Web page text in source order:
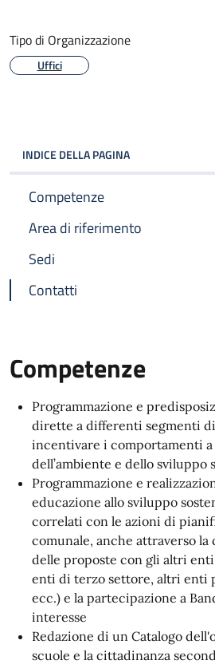
Tipo di Organizzazione
Uffici
INDICE DELLA PAGINA
Competenze
Area di riferimento
Sedi
Contatti
Competenze
Programmazione e
dirette a differenti segmenti
incentivare i comportamenti a
dell’ambiente e dello sviluppo
Programmazione e
educazione allo sviluppo
correlati con le azioni di
comunale, anche attraverso
delle proposte con gli altri
enti di terzo settore, altri enti
ecc.) e la partecipazione a
interesse
Redazione di un Catalogo
scuole e la cittadinanza